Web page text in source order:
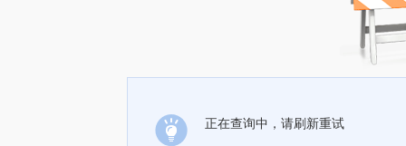
正在查询中，请刷新重试